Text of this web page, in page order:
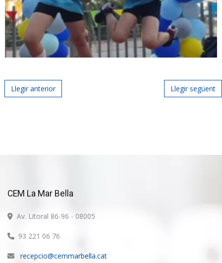
Post navigation
Llegir anterior Llegir següent
CEM La Mar Bella
Av. Litoral 86-96 - 08005
93 221 06 76
recepcio@cemmarbella.cat